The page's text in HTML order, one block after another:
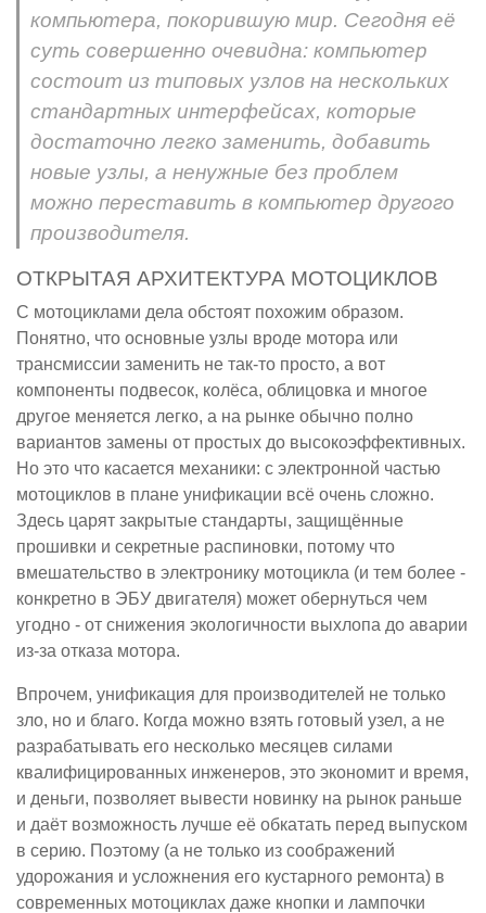
компьютера, покорившую мир. Сегодня её
суть совершенно очевидна: компьютер
состоит из типовых узлов на нескольких
стандартных интерфейсах, которые
достаточно легко заменить, добавить
новые узлы, а ненужные без проблем
можно переставить в компьютер другого
производителя.
ОТКРЫТАЯ АРХИТЕКТУРА МОТОЦИКЛОВ
С мотоциклами дела обстоят похожим образом.
Понятно, что основные узлы вроде мотора или
трансмиссии заменить не так-то просто, а вот
компоненты подвесок, колёса, облицовка и многое
другое меняется легко, а на рынке обычно полно
вариантов замены от простых до высокоэффективных.
Но это что касается механики: с электронной частью
мотоциклов в плане унификации всё очень сложно.
Здесь царят закрытые стандарты, защищённые
прошивки и секретные распиновки, потому что
вмешательство в электронику мотоцикла (и тем более -
конкретно в ЭБУ двигателя) может обернуться чем
угодно - от снижения экологичности выхлопа до аварии
из-за отказа мотора.
Впрочем, унификация для производителей не только
зло, но и благо. Когда можно взять готовый узел, а не
разрабатывать его несколько месяцев силами
квалифицированных инженеров, это экономит и время,
и деньги, позволяет вывести новинку на рынок раньше
и даёт возможность лучше её обкатать перед выпуском
в серию. Поэтому (а не только из соображений
удорожания и усложнения его кустарного ремонта) в
современных мотоциклах даже кнопки и лампочки